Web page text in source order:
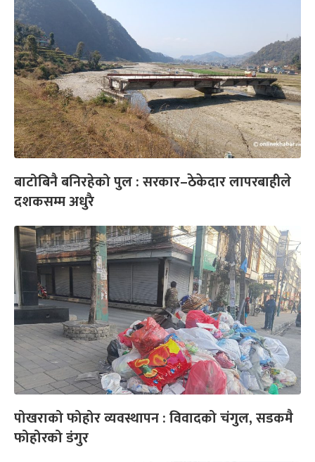
बाटोबिनै बनिरहेको पुल : सरकार–ठेकेदार लापरबाहीले
दशकसम्म अधुरै
पोखराको फोहोर व्यवस्थापन : विवादको चंगुल, सडकमै
फोहोरको डंगुर